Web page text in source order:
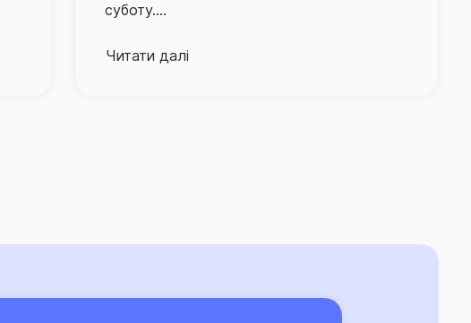
процесу врегулювання збитків в компанії запроваджено
їй довірили свій страховий захист, щороку лише зростає.
ввічливі. Усі момен...
Читати далі